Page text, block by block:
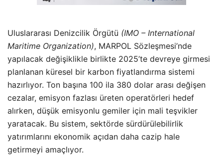
Uluslararası Denizcilik Örgütü (IMO – International
Maritime Organization), MARPOL Sözleşmesi’nde
yapılacak değişiklikle birlikte 2025’te devreye girmesi
planlanan küresel bir karbon fiyatlandırma sistemi
hazırlıyor. Ton başına 100 ila 380 dolar arası değişen
cezalar, emisyon fazlası üreten operatörleri hedef
alırken, düşük emisyonlu gemiler için mali teşvikler
yaratacak. Bu sistem, sektörde sürdürülebilirlik
yatırımlarını ekonomik açıdan daha cazip hale
getirmeyi amaçlıyor.